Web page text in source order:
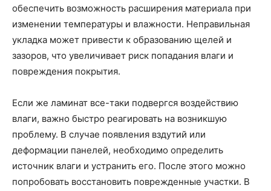
обеспечить возможность расширения материала при
изменении температуры и влажности. Неправильная
укладка может привести к образованию щелей и
зазоров, что увеличивает риск попадания влаги и
повреждения покрытия.
Если же ламинат все-таки подвергся воздействию
влаги, важно быстро реагировать на возникшую
проблему. В случае появления вздутий или
деформации панелей, необходимо определить
источник влаги и устранить его. После этого можно
попробовать восстановить поврежденные участки. В